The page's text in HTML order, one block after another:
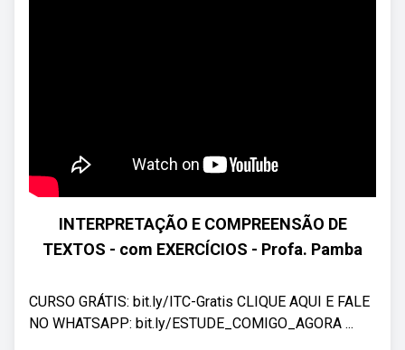
INTERPRETAÇÃO E COMPREENSÃO DE
TEXTOS - com EXERCÍCIOS - Profa. Pamba
CURSO GRÁTIS: bit.ly/ITC-Gratis CLIQUE AQUI E FALE
NO WHATSAPP: bit.ly/ESTUDE_COMIGO_AGORA ...